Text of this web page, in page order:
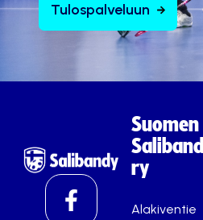
Tulospalveluun
Suomen
ry
Alakiventie